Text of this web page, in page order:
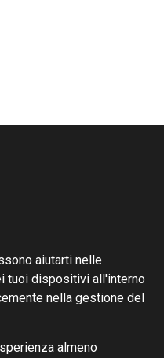
aiutarti nelle
tuoi dispositivi all'interno
nella gestione del
almeno